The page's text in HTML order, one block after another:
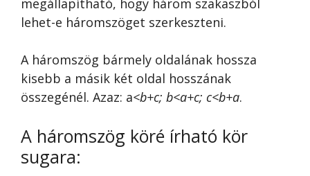
lehet-e háromszöget szerkeszteni.
A háromszög bármely oldalának hossza
kisebb a másik két oldal hosszának
összegénél. Azaz: a<b+c; b<a+c; c<b+a.
A háromszög köré írható kör
sugara: